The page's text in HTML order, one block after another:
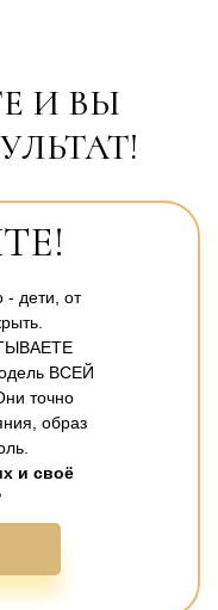
И ВЫ
- дети, от
ВСЕЙ
точно
образ
и своё